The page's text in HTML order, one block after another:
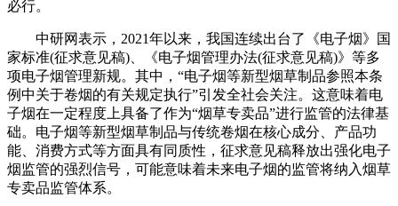
必行。
中研网表示，2021年以来，我国连续出台了《电子烟》国
家标准(征求意见稿)、《电子烟管理办法(征求意见稿)》等多
项电子烟管理新规。其中，“电子烟等新型烟草制品参照本条
例中关于卷烟的有关规定执行”引发全社会关注。这意味着电
子烟在一定程度上具备了作为“烟草专卖品”进行监管的法律基
础。电子烟等新型烟草制品与传统卷烟在核心成分、产品功
能、消费方式等方面具有同质性，征求意见稿释放出强化电子
烟监管的强烈信号，可能意味着未来电子烟的监管将纳入烟草
专卖品监管体系。